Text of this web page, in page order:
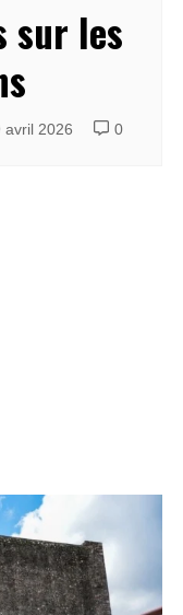
sur les
avril 2026 0